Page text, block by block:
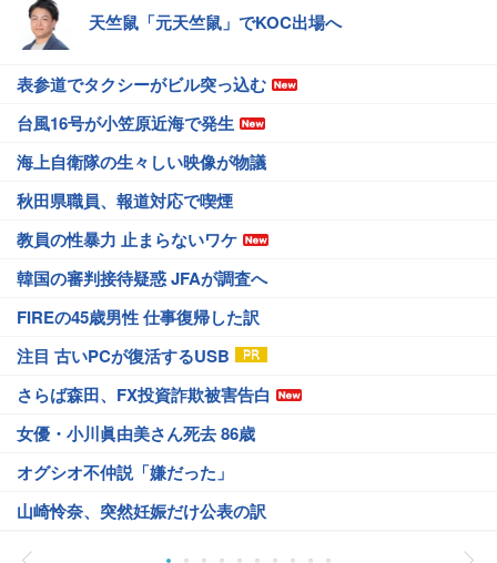
天竺鼠「元天竺鼠」でKOC出場へ
表参道でタクシーがビル突っ込む
台風16号が小笠原近海で発生
海上自衛隊の生々しい映像が物議
秋田県職員、報道対応で喫煙
教員の性暴力 止まらないワケ
韓国の審判接待疑惑 JFAが調査へ
FIREの45歳男性 仕事復帰した訳
注目 古いPCが復活するUSB
さらば森田、FX投資詐欺被害告白
女優・小川眞由美さん死去 86歳
オグシオ不仲説「嫌だった」
山崎怜奈、突然妊娠だけ公表の訳